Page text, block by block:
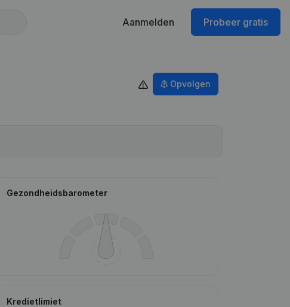
Aanmelden Probeer gratis
Opvolgen
Gezondheidsbarometer
Kredietlimiet